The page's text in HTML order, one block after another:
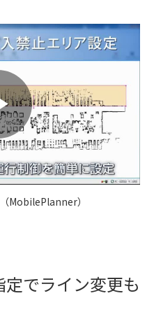
MobilePlanner）
でライン変更も